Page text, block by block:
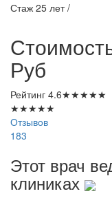
Стаж 25 лет /
Руб
Рейтинг 4.6★★★★★
★★★★★
Отзывов
183
Этот врач
клиниках